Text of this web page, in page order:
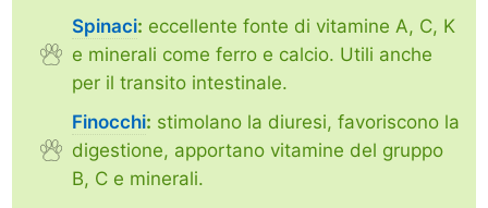
Spinaci: eccellente fonte di vitamine A, C, K
e minerali come ferro e calcio. Utili anche
per il transito intestinale.
Finocchi: stimolano la diuresi, favoriscono la
digestione, apportano vitamine del gruppo
B, C e minerali.